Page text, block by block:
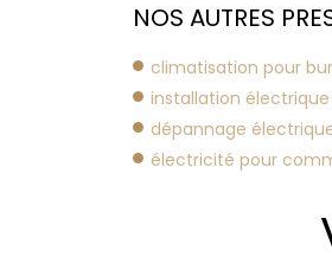
NOS AUTRES
climatisation pour
installation
dépannage
électricité pour